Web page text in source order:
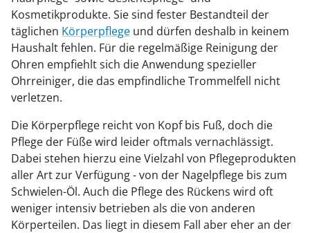
Kosmetikprodukte. Sie sind fester Bestandteil der
täglichen Körperpflege und dürfen deshalb in keinem
Haushalt fehlen. Für die regelmäßige Reinigung der
Ohren empfiehlt sich die Anwendung spezieller
Ohrreiniger, die das empfindliche Trommelfell nicht
verletzen.
Die Körperpflege reicht von Kopf bis Fuß, doch die
Pflege der Füße wird leider oftmals vernachlässigt.
Dabei stehen hierzu eine Vielzahl von Pflegeprodukten
aller Art zur Verfügung - von der Nagelpflege bis zum
Schwielen-Öl. Auch die Pflege des Rückens wird oft
weniger intensiv betrieben als die von anderen
Körperteilen. Das liegt in diesem Fall aber eher an der